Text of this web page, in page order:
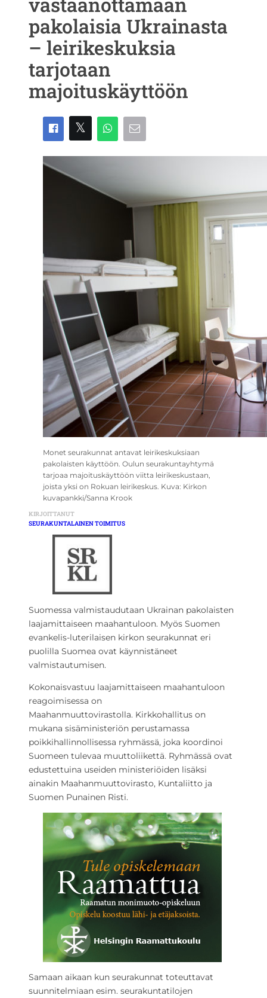
pakolaisia Ukrainasta
– leirikeskuksia
tarjotaan
majoituskäyttöön
Monet seurakunnat antavat leirikeskuksiaan
pakolaisten käyttöön. Oulun seurakuntayhtymä
tarjoaa majoituskäyttöön viitta leirikeskustaan,
joista yksi on Rokuan leirikeskus. Kuva: Kirkon
kuvapankki/Sanna Krook
KIRJOITTANUT
SEURAKUNTALAINEN TOIMITUS
Suomessa valmistaudutaan Ukrainan pakolaisten
laajamittaiseen maahantuloon. Myös Suomen
evankelis-luterilaisen kirkon seurakunnat eri
puolilla Suomea ovat käynnistäneet
valmistautumisen.
Kokonaisvastuu laajamittaiseen maahantuloon
reagoimisessa on
Maahanmuuttovirastolla. Kirkkohallitus on
mukana sisäministeriön perustamassa
poikkihallinnollisessa ryhmässä, joka koordinoi
Suomeen tulevaa muuttoliikettä. Ryhmässä ovat
edustettuina useiden ministeriöiden lisäksi
ainakin Maahanmuuttovirasto, Kuntaliitto ja
Suomen Punainen Risti.
Samaan aikaan kun seurakunnat toteuttavat
suunnitelmiaan esim. seurakuntatilojen